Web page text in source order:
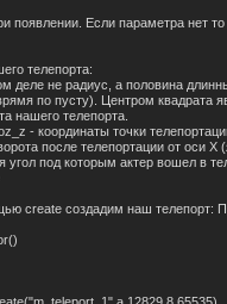
появлении. Если параметра нет
телепорта:
деле не радиус, а половина
по пусту). Центром квадрата
нашего телепорта.
- координаты точки
после телепортации от оси
угол под которым актер вошел в
create создадим наш телепорт: